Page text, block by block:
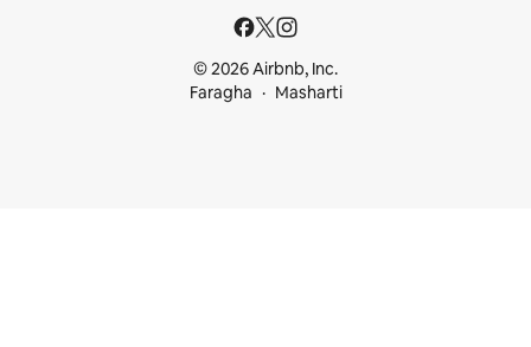
© 2026 Airbnb, Inc.
Faragha
Masharti